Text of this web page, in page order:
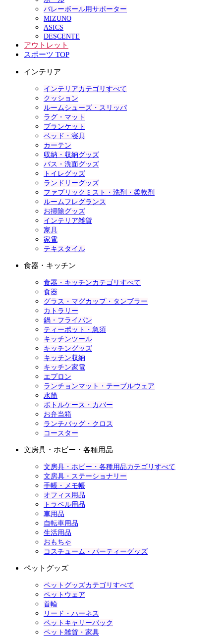
バレーボール用サポーター
MIZUNO
ASICS
DESCENTE
アウトレット
スポーツ TOP
インテリア
インテリアカテゴリすべて
クッション
ルームシューズ・スリッパ
ラグ・マット
ブランケット
ベッド・寝具
カーテン
収納・収納グッズ
バス・洗面グッズ
トイレグッズ
ランドリーグッズ
ファブリックミスト・洗剤・柔軟剤
ルームフレグランス
お掃除グッズ
インテリア雑貨
家具
家電
テキスタイル
食器・キッチン
食器・キッチンカテゴリすべて
食器
グラス・マグカップ・タンブラー
カトラリー
鍋・フライパン
ティーポット・急須
キッチンツール
キッチングッズ
キッチン収納
キッチン家電
エプロン
ランチョンマット・テーブルウェア
水筒
ボトルケース・カバー
お弁当箱
ランチバッグ・クロス
コースター
文房具・ホビー・各種用品
文房具・ホビー・各種用品カテゴリすべて
文房具・ステーショナリー
手帳・メモ帳
オフィス用品
トラベル用品
車用品
自転車用品
生活用品
おもちゃ
コスチューム・パーティーグッズ
ペットグッズ
ペットグッズカテゴリすべて
ペットウェア
首輪
リード・ハーネス
ペットキャリーバック
ペット雑貨・家具